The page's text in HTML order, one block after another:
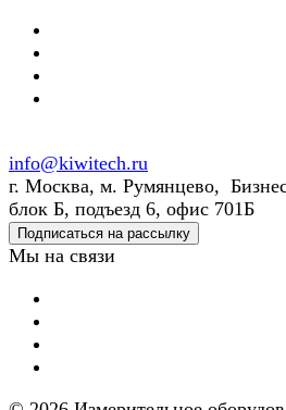
info@kiwitech.ru
г. Москва, м. Румянцево,
блок Б, подъезд 6, офис 701Б
Подписаться на рассылку
Мы на связи